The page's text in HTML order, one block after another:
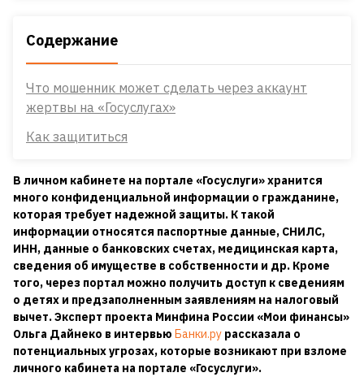
Содержание
Что мошенник может сделать через аккаунт
жертвы на «Госуслугах»
Как защититься
В личном кабинете на портале «Госуслуги» хранится
много конфиденциальной информации о гражданине,
которая требует надежной защиты. К такой
информации относятся паспортные данные, СНИЛС,
ИНН, данные о банковских счетах, медицинская карта,
сведения об имуществе в собственности и др. Кроме
того, через портал можно получить доступ к сведениям
о детях и предзаполненным заявлениям на налоговый
вычет. Эксперт проекта Минфина России «Мои финансы»
Ольга Дайнеко в интервью Банки.ру рассказала о
потенциальных угрозах, которые возникают при взломе
личного кабинета на портале «Госуслуги».